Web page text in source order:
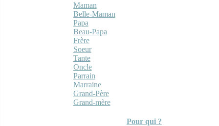
Maman
Belle-Maman
Papa
Beau-Papa
Frère
Soeur
Tante
Oncle
Parrain
Marraine
Grand-Père
Grand-mère
Pour qui ?